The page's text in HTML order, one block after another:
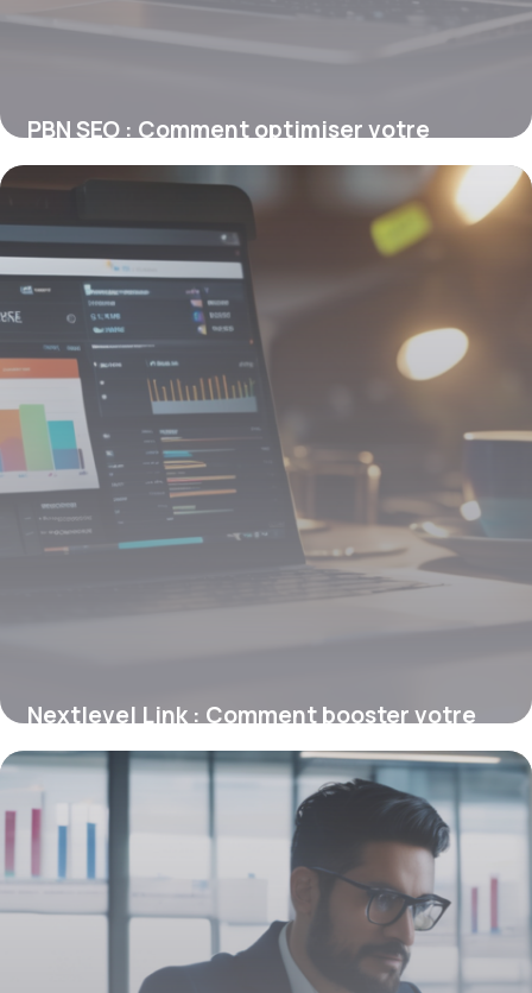
PBN SEO : Comment optimiser votre
réseau privé pour booster votre
29 janvier 2026
Nextlevel Link : Comment booster votre
référencement avec des backlinks déjà
positionnés
26 janvier 2026